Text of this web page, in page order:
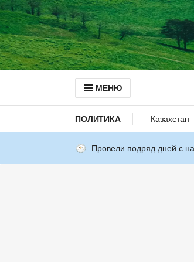
МЕНЮ
ПОЛИТИКА Казахстан
Провели подряд дней с